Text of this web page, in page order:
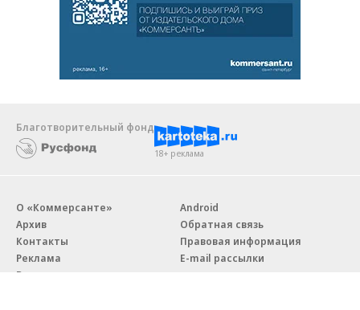
Благотворительный фонд
18+ реклама
О «Коммерсанте»
Архив
Контакты
Реклама
Вакансии
Android
Обратная связь
Правовая информация
E-mail рассылки